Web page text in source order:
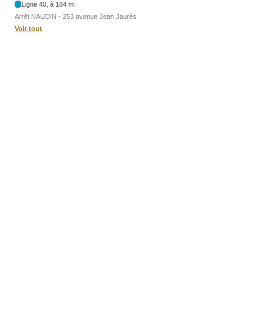
Ligne 40, à 184 m
Arrêt NAUDIN - 253 avenue Jean Jaurès
Voir tout